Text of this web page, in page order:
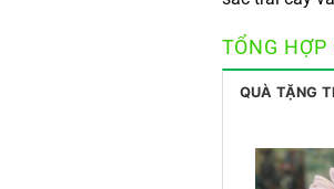
TỔNG
QUÀ TẶNG